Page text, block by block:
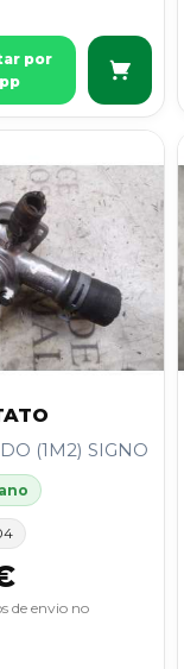
por
(1M2) SIGNO
de envio no